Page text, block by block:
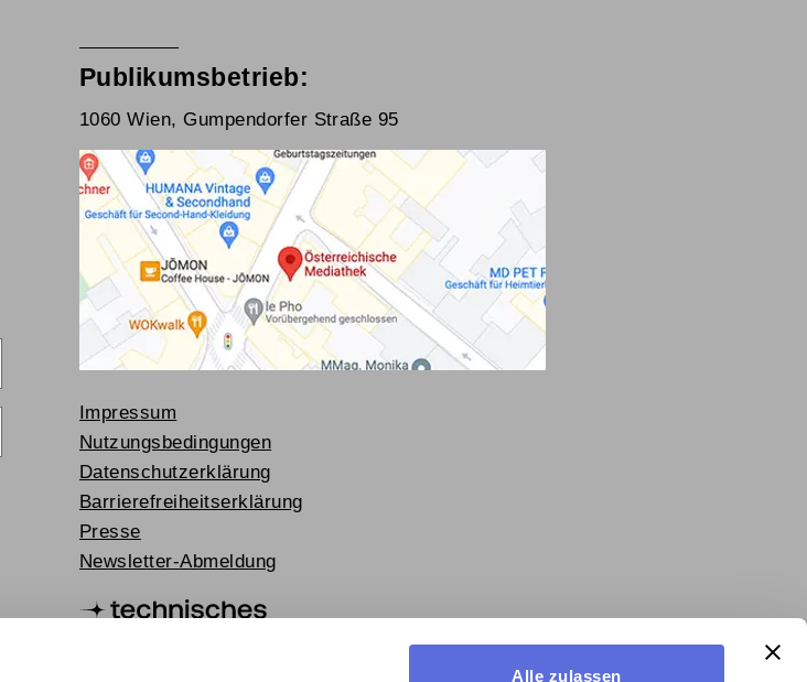
Alle zulassen
Publikumsbetrieb:
1060 Wien, Gumpendorfer Straße 95
Impressum
Nutzungsbedingungen
Datenschutzerklärung
Barrierefreiheitserklärung
Presse
Newsletter-Abmeldung